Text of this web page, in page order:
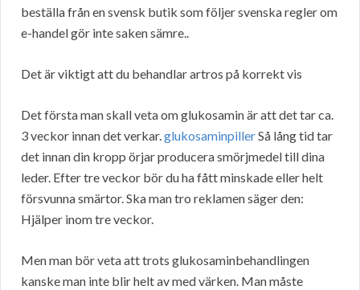
beställa från en svensk butik som följer svenska regler om
e-handel gör inte saken sämre..
Det är viktigt att du behandlar artros på korrekt vis
Det första man skall veta om glukosamin är att det tar ca.
3 veckor innan det verkar.glukosaminpillerSå lång tid tar
det innan din kropp örjar producera smörjmedel till dina
leder. Efter tre veckor bör du ha fått minskade eller helt
försvunna smärtor. Ska man tro reklamen säger den:
Hjälper inom tre veckor.
Men man bör veta att trots glukosaminbehandlingen
kanske man inte blir helt av med värken. Man måste